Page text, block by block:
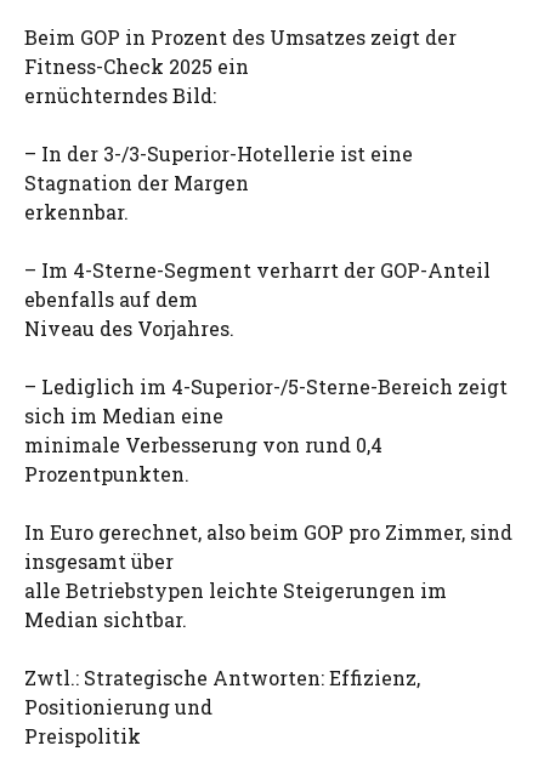
Beim GOP in Prozent des Umsatzes zeigt der
Fitness-Check 2025 ein
ernüchterndes Bild:
– In der 3-/3-Superior-Hotellerie ist eine
Stagnation der Margen
erkennbar.
– Im 4-Sterne-Segment verharrt der GOP-Anteil
ebenfalls auf dem
Niveau des Vorjahres.
– Lediglich im 4-Superior-/5-Sterne-Bereich zeigt
sich im Median eine
minimale Verbesserung von rund 0,4
Prozentpunkten.
In Euro gerechnet, also beim GOP pro Zimmer, sind
insgesamt über
alle Betriebstypen leichte Steigerungen im
Median sichtbar.
Zwtl.: Strategische Antworten: Effizienz,
Positionierung und
Preispolitik